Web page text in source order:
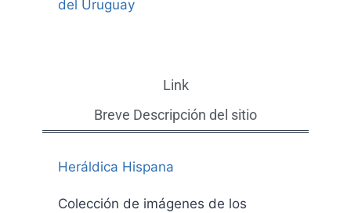
del Uruguay
Link
Breve Descripción del sitio
Heráldica Hispana
Colección de imágenes de los